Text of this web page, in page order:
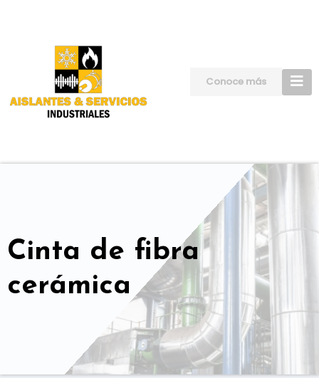
Conoce más
Cinta de fibra
cerámica